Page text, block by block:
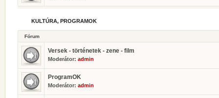
KULTÚRA, PROGRAMOK
Fórum
Versek - történetek - zene - film
Moderátor: admin
ProgramOK
Moderátor: admin